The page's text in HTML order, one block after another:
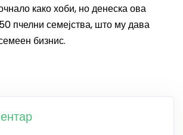
како хоби, но денеска ова
пчелни семејства, што му дава
бизнис.